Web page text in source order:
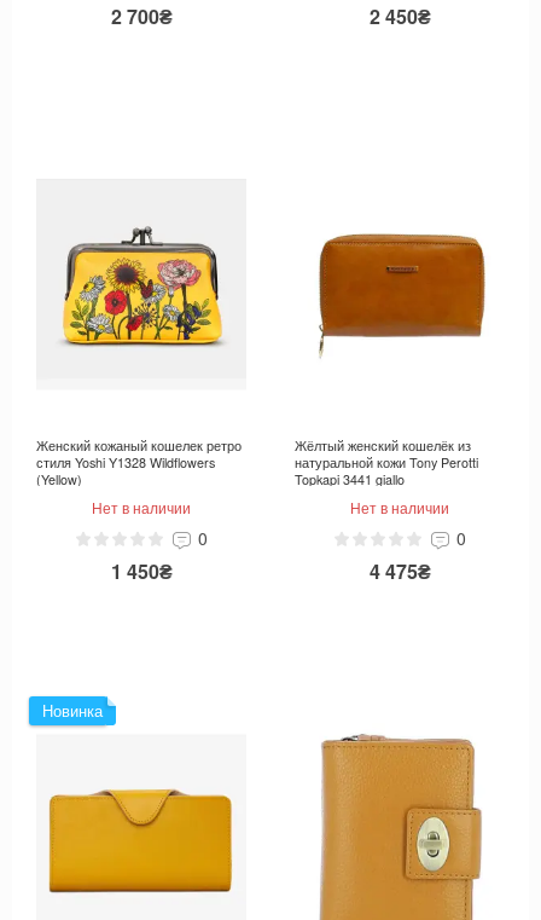
2 700₴ 2 450₴
Женский кожаный кошелек ретро
стиля Yoshi Y1328 Wildflowers
(Yellow)
Нет в наличии
0
1 450₴
Жёлтый женский кошелёк из
натуральной кожи Tony Perotti
Topkapi 3441 giallo
Нет в наличии
0
4 475₴
Новинка